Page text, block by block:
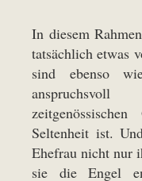
In diesem
tatsächlich etwas
sind ebenso
Seltenheit ist.
Ehefrau nicht nur
sie die Engel